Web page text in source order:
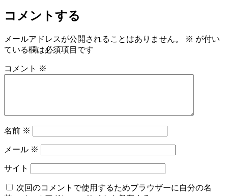
コメントする
メールアドレスが公開されることはありません。 ※ が付い
ている欄は必須項目です
コメント ※
名前 ※
メール ※
サイト
次回のコメントで使用するためブラウザーに自分の名